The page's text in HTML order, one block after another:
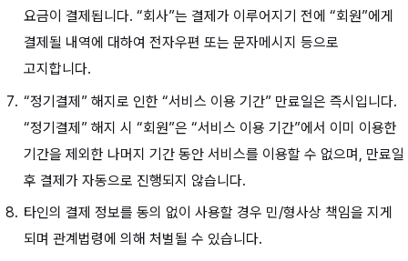
요금이 결제됩니다. “회사”는 결제가 이루어지기 전에 “회원”에게
결제될 내역에 대하여 전자우편 또는 문자메시지 등으로
고지합니다.
“정기결제” 해지로 인한 “서비스 이용 기간” 만료일은 즉시입니다.
“정기결제” 해지 시 “회원”은 “서비스 이용 기간”에서 이미 이용한
기간을 제외한 나머지 기간 동안 서비스를 이용할 수 없으며, 만료일
후 결제가 자동으로 진행되지 않습니다.
타인의 결제 정보를 동의 없이 사용할 경우 민/형사상 책임을 지게
되며 관계법령에 의해 처벌될 수 있습니다.